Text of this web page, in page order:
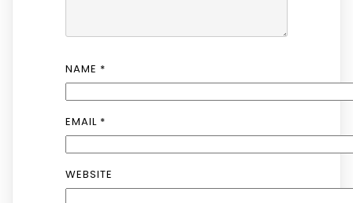
NAME *
EMAIL *
WEBSITE